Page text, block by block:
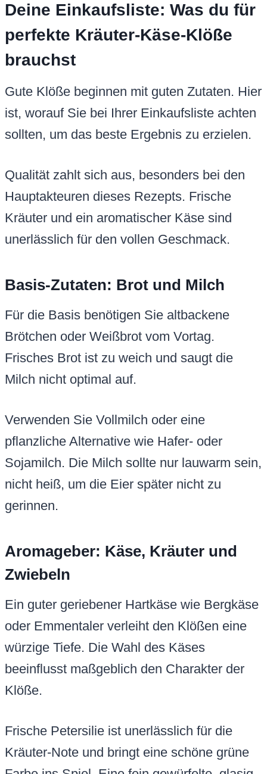
Deine Einkaufsliste: Was du für
perfekte Kräuter-Käse-Klöße
brauchst
Gute Klöße beginnen mit guten Zutaten. Hier
ist, worauf Sie bei Ihrer Einkaufsliste achten
sollten, um das beste Ergebnis zu erzielen.
Qualität zahlt sich aus, besonders bei den
Hauptakteuren dieses Rezepts. Frische
Kräuter und ein aromatischer Käse sind
unerlässlich für den vollen Geschmack.
Basis-Zutaten: Brot und Milch
Für die Basis benötigen Sie altbackene
Brötchen oder Weißbrot vom Vortag.
Frisches Brot ist zu weich und saugt die
Milch nicht optimal auf.
Verwenden Sie Vollmilch oder eine
pflanzliche Alternative wie Hafer- oder
Sojamilch. Die Milch sollte nur lauwarm sein,
nicht heiß, um die Eier später nicht zu
gerinnen.
Aromageber: Käse, Kräuter und
Zwiebeln
Ein guter geriebener Hartkäse wie Bergkäse
oder Emmentaler verleiht den Klößen eine
würzige Tiefe. Die Wahl des Käses
beeinflusst maßgeblich den Charakter der
Klöße.
Frische Petersilie ist unerlässlich für die
Kräuter-Note und bringt eine schöne grüne